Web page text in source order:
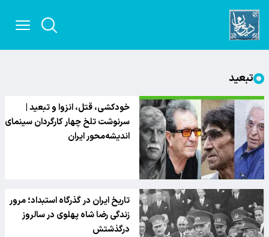
تبعید
خودکشی، قتل، انزوا و تبعید |
سرنوشت تلخ چهار کارگردان سینمای
اندیشه‌محور ایران
تاریخ ایران در گذرگاه استبداد؛ مرور
زندگی رضا شاه پهلوی در سالروز
درگذشتش